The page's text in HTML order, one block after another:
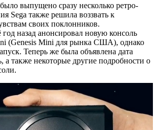
выпущено сразу несколько ретро-
Sega также решила воззвать к
своих поклонников.
назад анонсировал новую консоль
(Genesis Mini для рынка США), однако
Теперь же была объявлена дата
а также некоторые другие подробности о